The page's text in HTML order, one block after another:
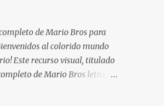
en alta calidad. Su diseño
funcionalidad y estética,
cualquier institución educativa
imagen más organizada y
qué son importantes los
de Mario Bros para
al colorido mundo
Este recurso visual, titulado
de Mario Bros letras